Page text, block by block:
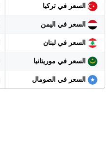
السعر في تركيا
السعر في اليمن
السعر في لبنان
السعر في موريتانيا
السعر في الصومال